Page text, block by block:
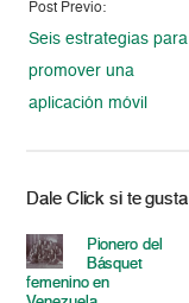
Post Previo:
Seis estrategias para
promover una
aplicación móvil
Dale Click si te gusta
Pionero del
Básquet
femenino en